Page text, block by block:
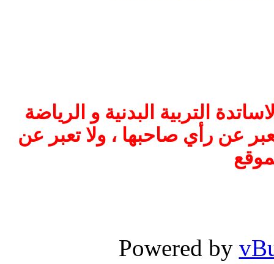
التربية البدنية و الرياضة
عن رأي صاحبها ، ولا تعبر عن
Powered by